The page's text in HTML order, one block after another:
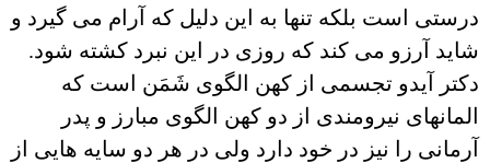
درستی است بلکه تنها به این دلیل که آرام می گیرد و
شاید آرزو می کند که روزی در این نبرد کشته شود.
دکتر آیدو تجسمی از کهن الگوی شَمَن است که
المانهای نیرومندی از دو کهن الگوی مبارز و پدر
آرمانی را نیز در خود دارد ولی در هر دو سایه هایی از